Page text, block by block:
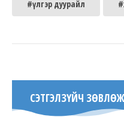
#үлгэр дуурайл
СЭТГЭЛЗҮЙЧ